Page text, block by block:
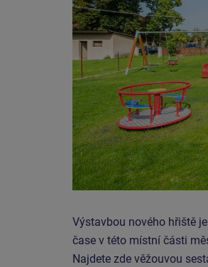
Výstavbou nového hřiště
čase v této místní části
Najdete zde věžouvou